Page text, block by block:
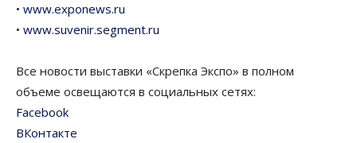
• www.exponews.ru
• www.suvenir.segment.ru
Все новости выставки «Скрепка Экспо» в полном
объеме освещаются в социальных сетях:
Facebook
ВКонтакте